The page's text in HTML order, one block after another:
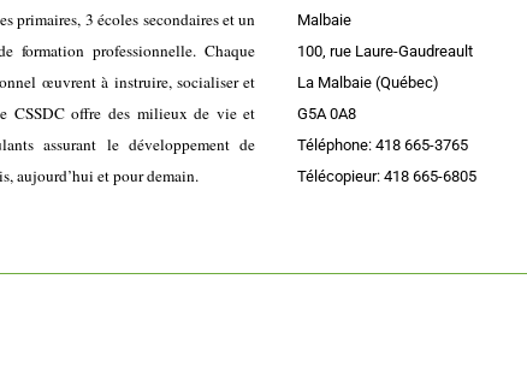
primaires, 3 écoles secondaires et un
formation professionnelle. Chaque
œuvrent à instruire, socialiser et
CSSDC offre des milieux de vie et
assurant le développement de
aujourd’hui et pour demain.
Malbaie
100, rue Laure-Gaudreault
La Malbaie (Québec)
G5A 0A8
Téléphone: 418 665-3765
Télécopieur: 418 665-6805